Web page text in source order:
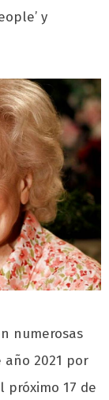
y
numerosas
año 2021 por
próximo 17 de